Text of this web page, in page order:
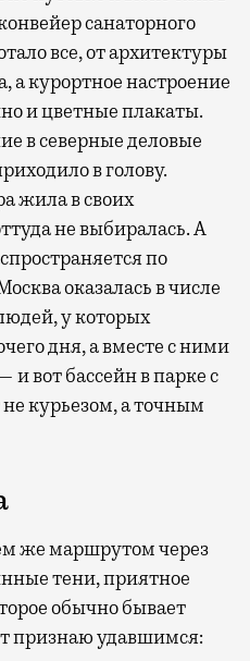
санаторного
все, от архитектуры
а курортное настроение
и цветные плакаты.
в северные деловые
в голову.
жила в своих
не выбиралась. А
по
оказалась в числе
у которых
дня, а вместе с ними
и вот бассейн в парке с
курьезом, а точным
же маршрутом через
тени, приятное
обычно бывает
признаю удавшимся: